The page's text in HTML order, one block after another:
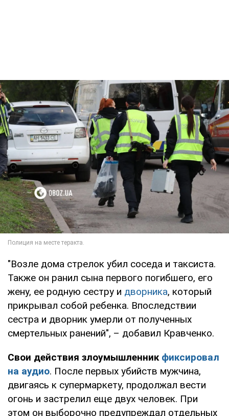
"Возле дома стрелок убил соседа и таксиста.
Также он ранил сына первого погибшего, его
жену, ее родную сестру и дворника, который
прикрывал собой ребенка. Впоследствии
сестра и дворник умерли от полученных
смертельных ранений", – добавил Кравченко.
Свои действия злоумышленник фиксировал
на аудио. После первых убийств мужчина,
двигаясь к супермаркету, продолжал вести
огонь и застрелил еще двух человек. При
этом он выборочно предупреждал отдельных